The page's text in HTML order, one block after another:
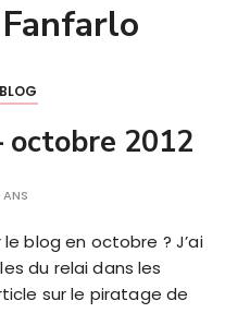
Fanfarlo
octobre 2012
blog en octobre ? J’ai
du relai dans les
sur le piratage de